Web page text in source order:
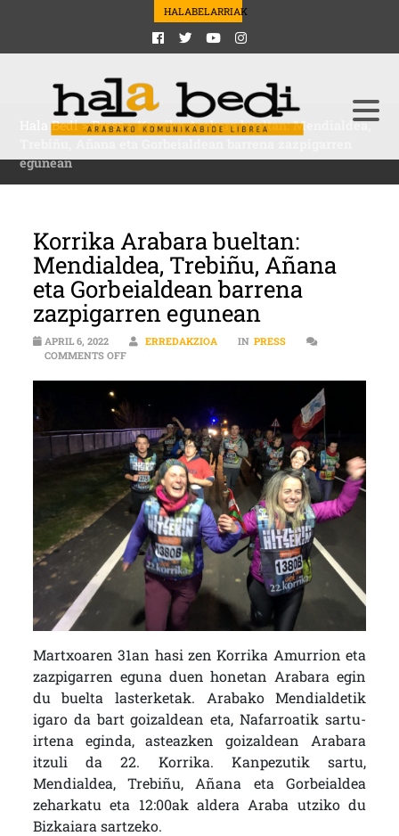
HALABELARRIAK
Hala Bedi>Press>Korrika Arabara bueltan: Mendialdea,
egunean
Korrika Arabara bueltan:
Mendialdea, Trebiñu, Añana
eta Gorbeialdean barrena
zazpigarren egunean
APRIL 6, 2022 ERREDAKZIOA IN PRESS
COMMENTS OFFON KORRIKA ARABARA BUELTAN: MENDIALDEA,
Martxoaren 31an hasi zen Korrika Amurrion eta
zazpigarren eguna duen honetan Arabara egin
du buelta lasterketak. Arabako Mendialdetik
igaro da bart goizaldean eta, Nafarroatik sartu-
irtena eginda, asteazken goizaldean Arabara
itzuli da 22. Korrika. Kanpezutik sartu,
Mendialdea, Trebiñu, Añana eta Gorbeialdea
zeharkatu eta 12:00ak aldera Araba utziko du
Bizkaiara sartzeko.